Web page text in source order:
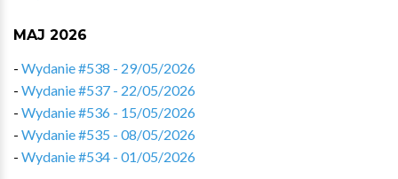
MAJ 2026
- Wydanie #538 - 29/05/2026
- Wydanie #537 - 22/05/2026
- Wydanie #536 - 15/05/2026
- Wydanie #535 - 08/05/2026
- Wydanie #534 - 01/05/2026